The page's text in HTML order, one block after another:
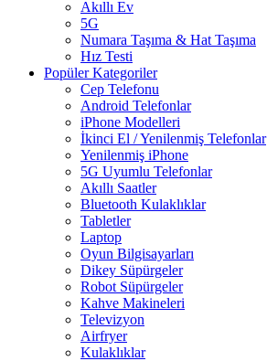
Akıllı Ev
5G
Numara Taşıma & Hat Taşıma
Hız Testi
Popüler Kategoriler
Cep Telefonu
Android Telefonlar
iPhone Modelleri
İkinci El / Yenilenmiş Telefonlar
Yenilenmiş iPhone
5G Uyumlu Telefonlar
Akıllı Saatler
Bluetooth Kulaklıklar
Tabletler
Laptop
Oyun Bilgisayarları
Dikey Süpürgeler
Robot Süpürgeler
Kahve Makineleri
Televizyon
Airfryer
Kulaklıklar